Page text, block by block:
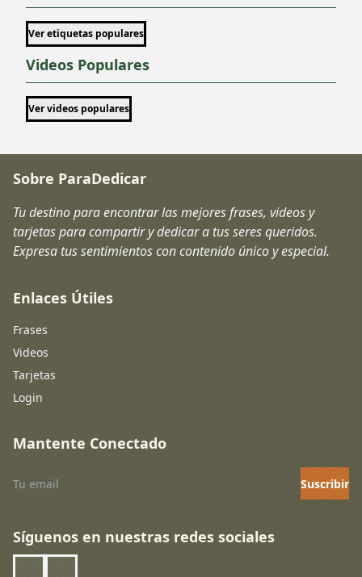
Ver etiquetas populares
Videos Populares
Ver videos populares
Sobre ParaDedicar
Tu destino para encontrar las mejores frases, videos y
tarjetas para compartir y dedicar a tus seres queridos.
Expresa tus sentimientos con contenido único y especial.
Enlaces Útiles
Frases
Videos
Tarjetas
Login
Mantente Conectado
Suscribir
Síguenos en nuestras redes sociales